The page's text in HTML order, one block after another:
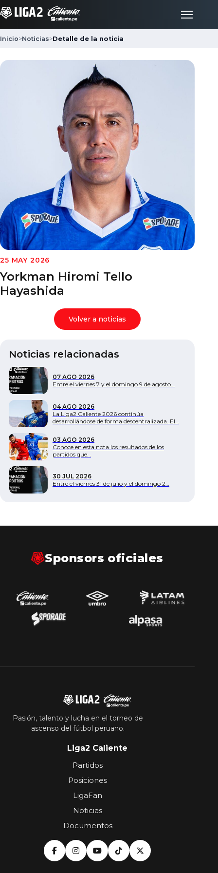
Noticias
Documentos
Inicio>Noticias>Detalle de la noticia
25 MAY 2026
Yorkman Hiromi Tello
Hayashida
Volver a noticias
Noticias relacionadas
07 AGO 2026
Entre el viernes 7 y el domingo 9 de agosto…
04 AGO 2026
La Liga2 Caliente 2026 continúa
desarrollándose de forma descentralizada. El…
03 AGO 2026
Conoce en esta nota los resultados de los
partidos que…
30 JUL 2026
Entre el viernes 31 de julio y el domingo 2…
Sponsors oficiales
Pasión, talento y lucha en el torneo de
ascenso del fútbol peruano.
Liga2 Caliente
Partidos
Posiciones
LigaFan
Noticias
Documentos